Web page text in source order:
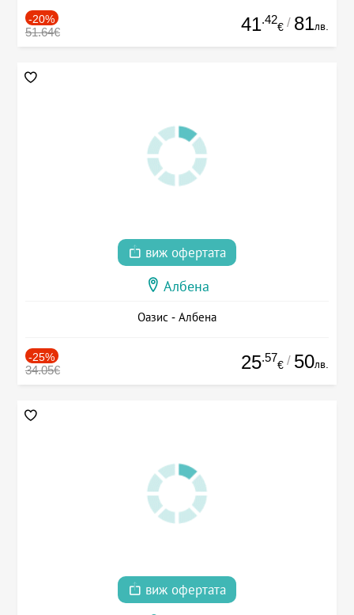
-20%
51.64€ 41.42
€ / 81лв.
виж офертата
Албена
Оазис - Албена
-25%
34.05€ 25.57
€ / 50лв.
виж офертата